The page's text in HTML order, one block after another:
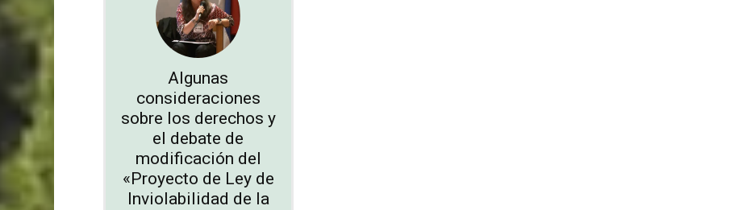
Algunas
consideraciones
sobre los derechos y
el debate de
modificación del
«Proyecto de Ley de
Inviolabilidad de la